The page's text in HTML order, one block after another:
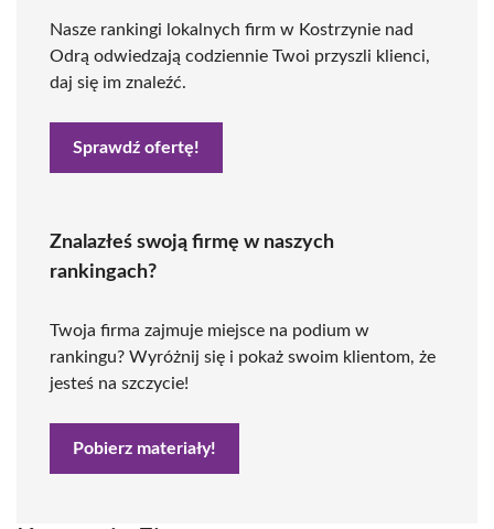
Nasze rankingi lokalnych firm w Kostrzynie nad
Odrą odwiedzają codziennie Twoi przyszli klienci,
daj się im znaleźć.
Sprawdź ofertę!
Znalazłeś swoją firmę w naszych
rankingach?
Twoja firma zajmuje miejsce na podium w
rankingu? Wyróżnij się i pokaż swoim klientom, że
jesteś na szczycie!
Pobierz materiały!